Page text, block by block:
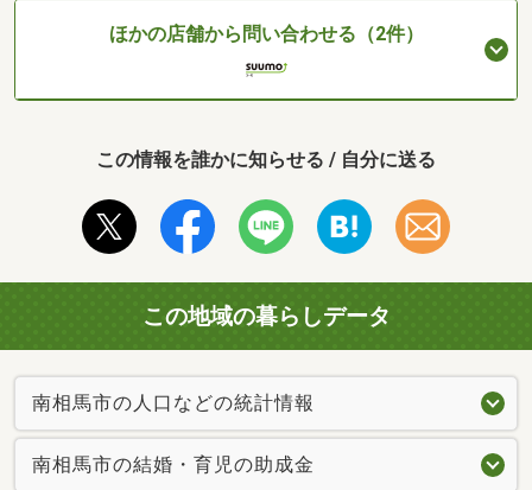
ほかの店舗から問い合わせる（2件）
この情報を誰かに知らせる / 自分に送る
この地域の暮らしデータ
南相馬市の人口などの統計情報
南相馬市の結婚・育児の助成金